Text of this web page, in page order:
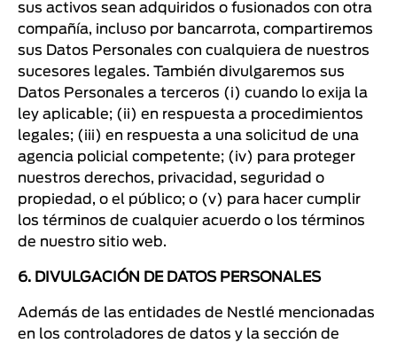
sus activos sean adquiridos o fusionados con otra
compañía, incluso por bancarrota, compartiremos
sus Datos Personales con cualquiera de nuestros
sucesores legales. También divulgaremos sus
Datos Personales a terceros (i) cuando lo exija la
ley aplicable; (ii) en respuesta a procedimientos
legales; (iii) en respuesta a una solicitud de una
agencia policial competente; (iv) para proteger
nuestros derechos, privacidad, seguridad o
propiedad, o el público; o (v) para hacer cumplir
los términos de cualquier acuerdo o los términos
de nuestro sitio web.
6. DIVULGACIÓN DE DATOS PERSONALES
Además de las entidades de Nestlé mencionadas
en los controladores de datos y la sección de